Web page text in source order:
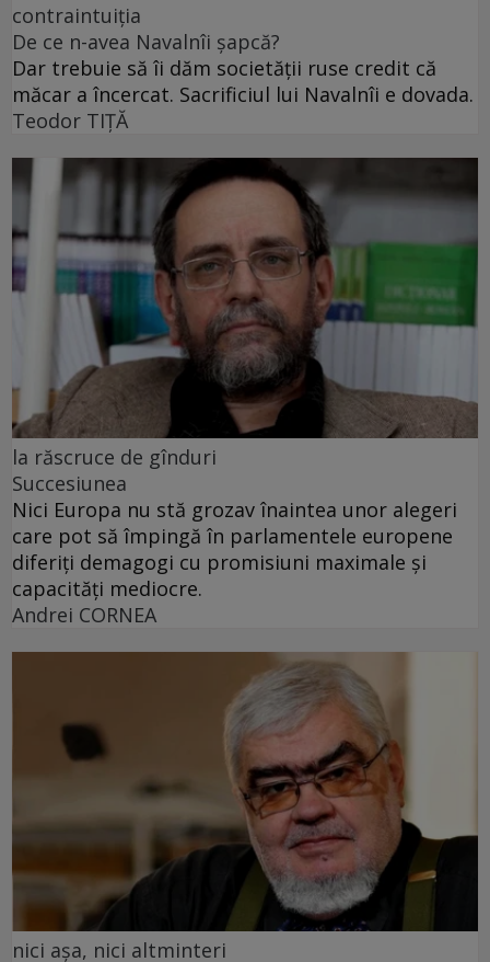
contraintuiția
De ce n-avea Navalnîi șapcă?
Dar trebuie să îi dăm societății ruse credit că
măcar a încercat. Sacrificiul lui Navalnîi e dovada.
Teodor TIŢĂ
la răscruce de gînduri
Succesiunea
Nici Europa nu stă grozav înaintea unor alegeri
care pot să împingă în parlamentele europene
diferiți demagogi cu promisiuni maximale și
capacități mediocre.
Andrei CORNEA
nici așa, nici altminteri